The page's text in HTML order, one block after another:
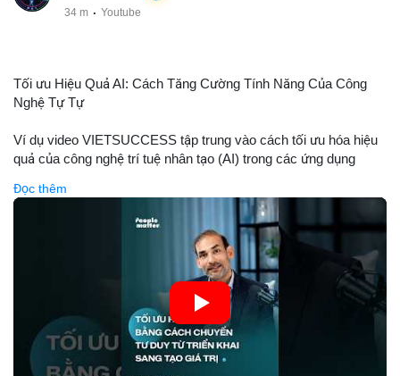
34 m · Youtube
Tối ưu Hiệu Quả AI: Cách Tăng Cường Tính Năng Của Công
Nghệ Tự Tự
Ví dụ video VIETSUCCESS tập trung vào cách tối ưu hóa hiệu
quả của công nghệ trí tuệ nhân tạo (AI) trong các ứng dụng
đoán xu hướng thị trường, và tự động hóa quy trình trong lĩnh
vực tài chính và crypto. Bài đăng nhấn mạnh vai trò của AI trong
việc giảm thiểu sai lầm, tăng tốc độ xử lý, và hỗ trợ quyết định
dựa trên dữ liệu. Điều này đặc biệt quan trọng trong thời kỳ phát
triển nhanh chóng của ngành crypto, nơi tính chính xác và tốc
🎥 Xem video trực tiếp tại:
Nguồn: VIETSUCCESS
Đọc thêm